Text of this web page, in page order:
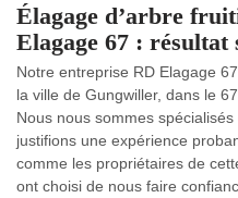
Élagage d’arbre
Elagage 67 : résultat
Notre entreprise RD Elagage
la ville de Gungwiller, dans le
Nous nous sommes
justifions une expérience
comme les propriétaires de
ont choisi de nous faire